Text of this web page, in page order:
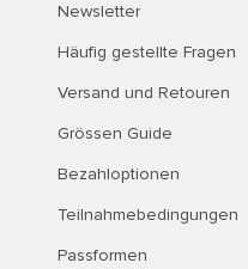
Newsletter
Häufig gestellte Fragen
Versand und Retouren
Grössen Guide
Bezahloptionen
Teilnahmebedingungen
Passformen